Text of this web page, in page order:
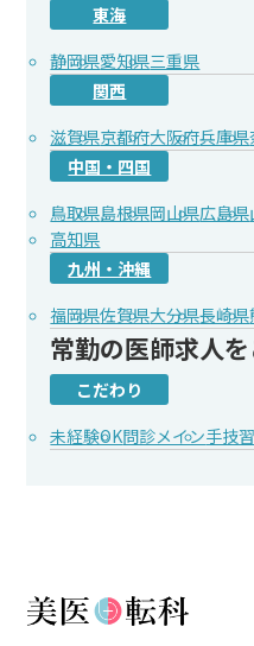
東海
静岡県愛知県三重県
関西
滋賀県京都府大阪府兵庫県
中国・四国
鳥取県島根県岡山県広島県
高知県
九州・沖縄
福岡県佐賀県大分県長崎県
常勤の医師求人
こだわり
未経験OK問診メイン手技